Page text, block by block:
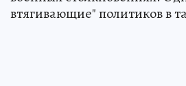
втягивающие" политиков в